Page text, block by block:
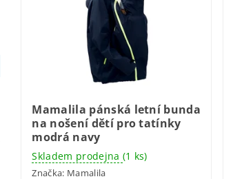
Mamalila pánská letní bunda
na nošení dětí pro tatínky
modrá navy
Skladem prodejna (1 ks)
Značka: Mamalila